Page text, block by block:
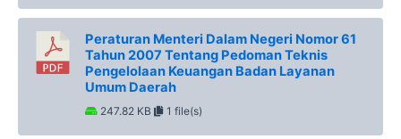
Peraturan Menteri Dalam Negeri Nomor 61
Tahun 2007 Tentang Pedoman Teknis
Pengelolaan Keuangan Badan Layanan
Umum Daerah
247.82 KB 1 file(s)